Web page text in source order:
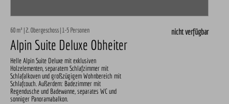
60 m² | 2. Obergeschoss | 1-5 Personen
Alpin Suite Deluxe Obheiter
Helle Alpin Suite Deluxe mit exklusiven
Holzelementen, separatem Schlafzimmer mit
Schlafalkoven und großzügigem Wohnbereich mit
Schlafcouch. Außerdem: Badezimmer mit
Regendusche und Badewanne, separates WC und
sonniger Panoramabalkon.
nicht verfügbar